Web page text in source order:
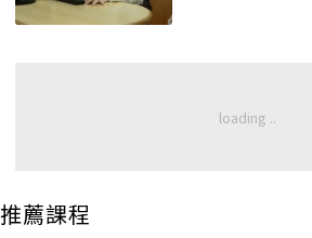
推薦課程